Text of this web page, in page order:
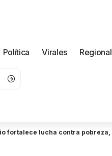
Política Virales
fortalece lucha contra